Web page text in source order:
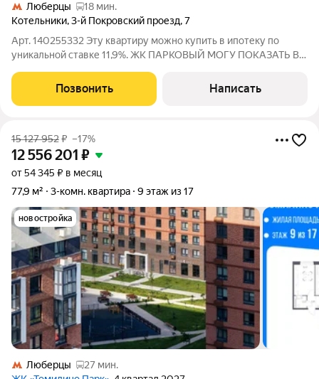
Люберцы
18 мин.
Котельники,3-й Покровский проезд,7
Арт. 140255332 Эту квартиру можно купить в ипотеку по
уникальной ставке 11,9%. ЖК ПАРКОВЫЙ МОГУ ПОКАЗАТЬ В
собственник. Куплена по ДДУ у застройщика. Юридически
идеально прозрачная квартира. Кухонный
Позвонить Написать
15 127 952₽ –17%
12 556 201 ₽
от 54 345 ₽ в месяц
77,9 м²
3-комн. квартира 9 этаж из 17
новостройка
Люберцы
27 мин.